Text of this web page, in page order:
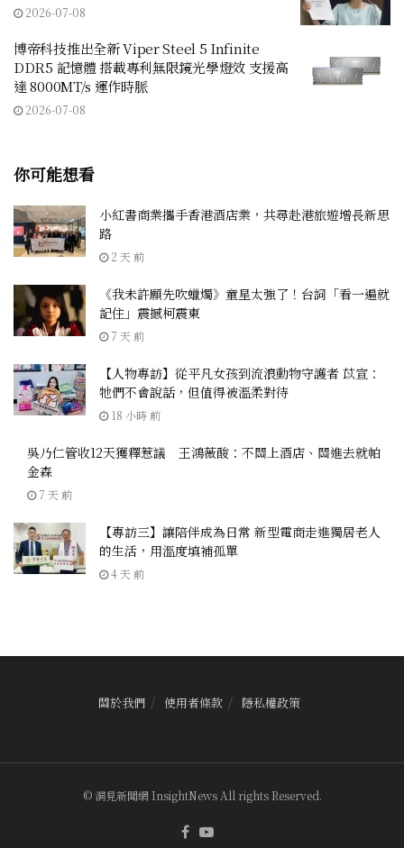
2026-07-08
博帝科技推出全新 Viper Steel 5 Infinite
DDR5 記憶體 搭載專利無限鏡光學燈效 支援高
達 8000MT/s 運作時脈
2026-07-08
你可能想看
小紅書商業攜手香港酒店業，共尋赴港旅遊增長新思
路
2 天 前
《我未許願先吹蠟燭》童星太強了！台詞「看一遍就
記住」震撼柯震東
7 天 前
【人物專訪】從平凡女孩到流浪動物守護者 苡宣：
牠們不會說話，但值得被溫柔對待
18 小時 前
吳乃仁管收12天獲釋惹議 王鴻薇酸：不關上酒店、關進去就帕
金森
7 天 前
【專訪三】讓陪伴成為日常 新型電商走進獨居老人
的生活，用溫度填補孤單
4 天 前
關於我們 使用者條款 隱私權政策
© 洞見新聞網 InsightNews All rights Reserved.